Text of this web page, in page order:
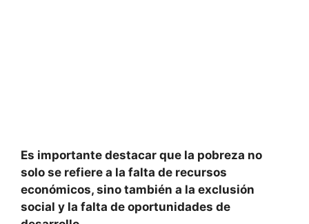
Es importante destacar que la pobreza no
solo se refiere a la falta de recursos
económicos, sino también a la exclusión
social y la falta de oportunidades de